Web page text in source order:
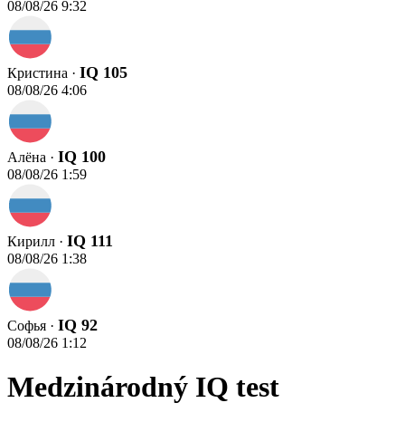
08/08/26 9:32
Кристина · IQ 105
08/08/26 4:06
Алёна · IQ 100
08/08/26 1:59
Кирилл · IQ 111
08/08/26 1:38
Софья · IQ 92
08/08/26 1:12
Medzinárodný IQ test